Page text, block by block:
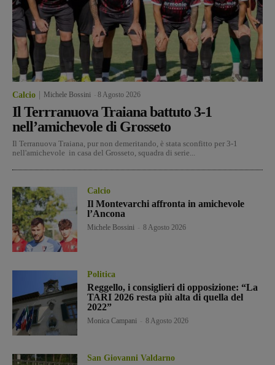
Calcio Michele Bossini 8 Agosto 2026
Il Terrranuova Traiana battuto 3-1
nell’amichevole di Grosseto
Il Terranuova Traiana, pur non demeritando, è stata sconfitto per 3-1
nell'amichevole in casa del Grosseto, squadra di serie...
Calcio
Il Montevarchi affronta in amichevole
l’Ancona
Michele Bossini 8 Agosto 2026
Politica
Reggello, i consiglieri di opposizione: “La
TARI 2026 resta più alta di quella del
2022”
Monica Campani 8 Agosto 2026
San Giovanni Valdarno